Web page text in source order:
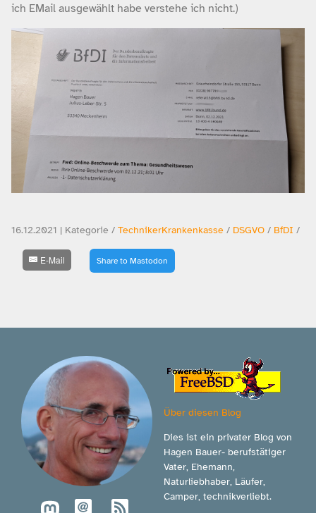
ich EMail ausgewählt habe verstehe ich nicht.)
16.12.2021 | Kategorie / TechnikerKrankenkasse / DSGVO / BfDI /
E-Mail Share to Mastodon
Über diesen Blog
Dies ist ein privater Blog von
Hagen Bauer- berufstätiger
Vater, Ehemann,
Naturliebhaber, Läufer,
Camper, technikverliebt.